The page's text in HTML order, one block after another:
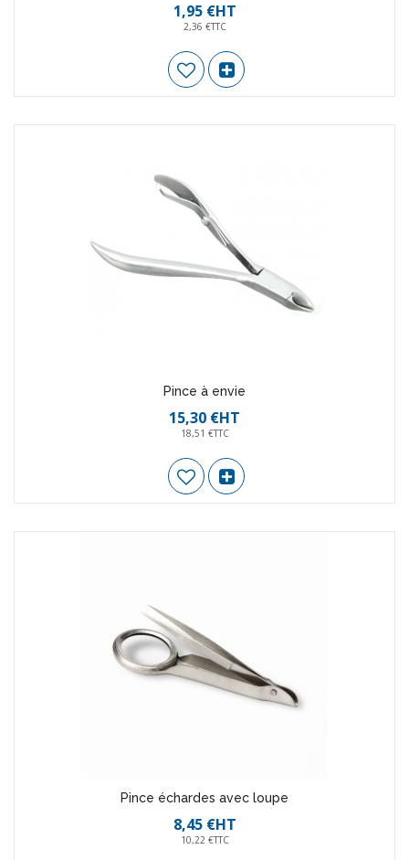
1,95 €HT
2,36 €TTC
Pince à envie
15,30 €HT
18,51 €TTC
Pince échardes avec loupe
8,45 €HT
10,22 €TTC